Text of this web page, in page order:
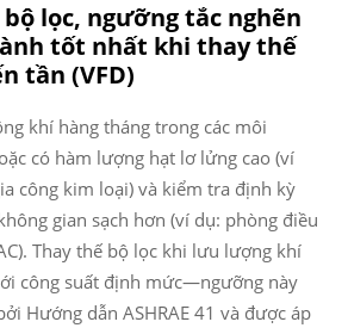
lọc, ngưỡng tắc nghẽn
tốt nhất khi thay thế
tần (VFD)
khí hàng tháng trong các môi
có hàm lượng hạt lơ lửng cao (ví
công kim loại) và kiểm tra định kỳ
gian sạch hơn (ví dụ: phòng điều
Thay thế bộ lọc khi lưu lượng khí
công suất định mức—ngưỡng này
Hướng dẫn ASHRAE 41 và được áp